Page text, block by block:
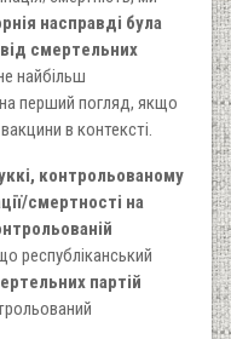
насправді була
смертельних
найбільш
перший погляд, якщо
в контексті.
контрольованому
смертності на
республіканський
партій